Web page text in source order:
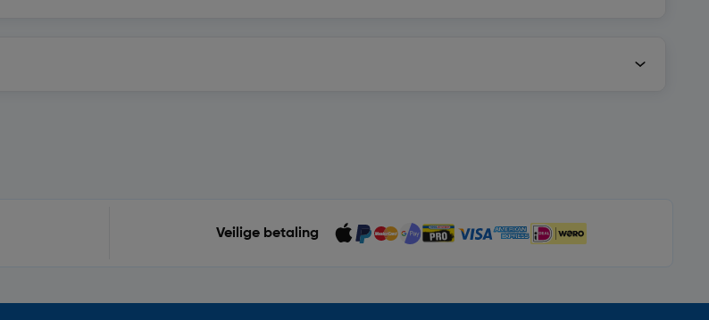
Veilige betaling